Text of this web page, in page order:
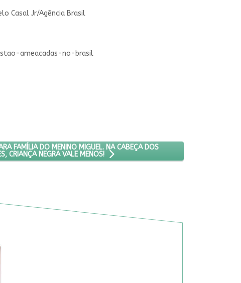
Casal Jr/Agência Brasil
ameacadas-no-brasil
INDENIZAÇÃO PARA FAMÍLIA DO MENINO MIGUEL. NA CABEÇA DOS
FAMÍLIA DO MENINO MIGUEL. NA CABEÇA DOS
CRIANÇA NEGRA VALE MENOS!